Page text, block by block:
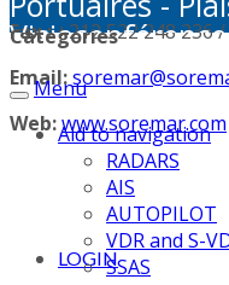
Fax :+212 522 248 236
Email:
Web:www.soremar.com
LOGIN
Visioconférence
Categories
Menu
Aid to navigation
RADARS
AIS
AUTOPILOT
VDR and S-
SSAS